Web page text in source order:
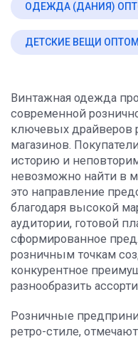
ОДЕЖДА (ДАНИЯ)
ДЕТСКИЕ ВЕЩИ ОПТОМ
Винтажная одежда
современной
ключевых драйверов
магазинов.
историю и
невозможно найти в
это направление
благодаря высокой
аудитории, готовой
сформированное
розничным точкам
конкурентное
разнообразить
Розничные
ретро-стиле,